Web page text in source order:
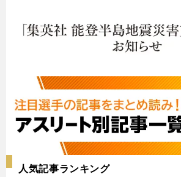
人気記事ランキング